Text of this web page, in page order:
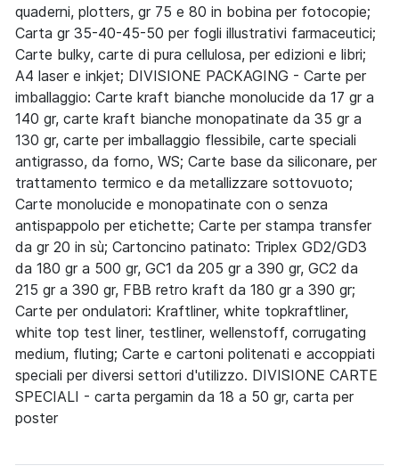
quaderni, plotters, gr 75 e 80 in bobina per fotocopie;
Carta gr 35-40-45-50 per fogli illustrativi farmaceutici;
Carte bulky, carte di pura cellulosa, per edizioni e libri;
A4 laser e inkjet; DIVISIONE PACKAGING - Carte per
imballaggio: Carte kraft bianche monolucide da 17 gr a
140 gr, carte kraft bianche monopatinate da 35 gr a
130 gr, carte per imballaggio flessibile, carte speciali
antigrasso, da forno, WS; Carte base da siliconare, per
trattamento termico e da metallizzare sottovuoto;
Carte monolucide e monopatinate con o senza
antispappolo per etichette; Carte per stampa transfer
da gr 20 in sù; Cartoncino patinato: Triplex GD2/GD3
da 180 gr a 500 gr, GC1 da 205 gr a 390 gr, GC2 da
215 gr a 390 gr, FBB retro kraft da 180 gr a 390 gr;
Carte per ondulatori: Kraftliner, white topkraftliner,
white top test liner, testliner, wellenstoff, corrugating
medium, fluting; Carte e cartoni politenati e accoppiati
speciali per diversi settori d'utilizzo. DIVISIONE CARTE
SPECIALI - carta pergamin da 18 a 50 gr, carta per
poster